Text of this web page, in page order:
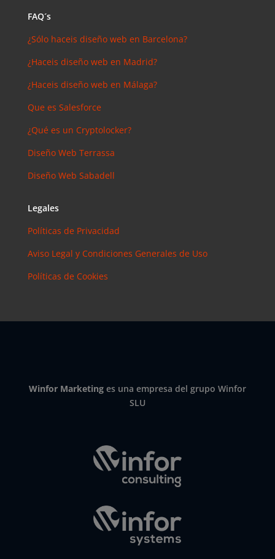
FAQ´s
¿Sólo haceis diseño web en Barcelona?
¿Haceis diseño web en Madrid?
¿Haceis diseño web en Málaga?
Que es Salesforce
¿Qué es un Cryptolocker?
Diseño Web Terrassa
Diseño Web Sabadell
Legales
Políticas de Privacidad
Aviso Legal y Condiciones Generales de Uso
Políticas de Cookies
Winfor Marketinges una empresa del grupo Winfor
SLU